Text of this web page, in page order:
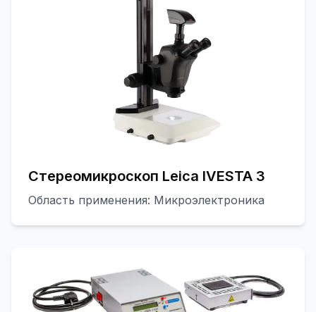
Стереомикроскоп Leica IVESTA 3
Область применения: Микроэлектроника